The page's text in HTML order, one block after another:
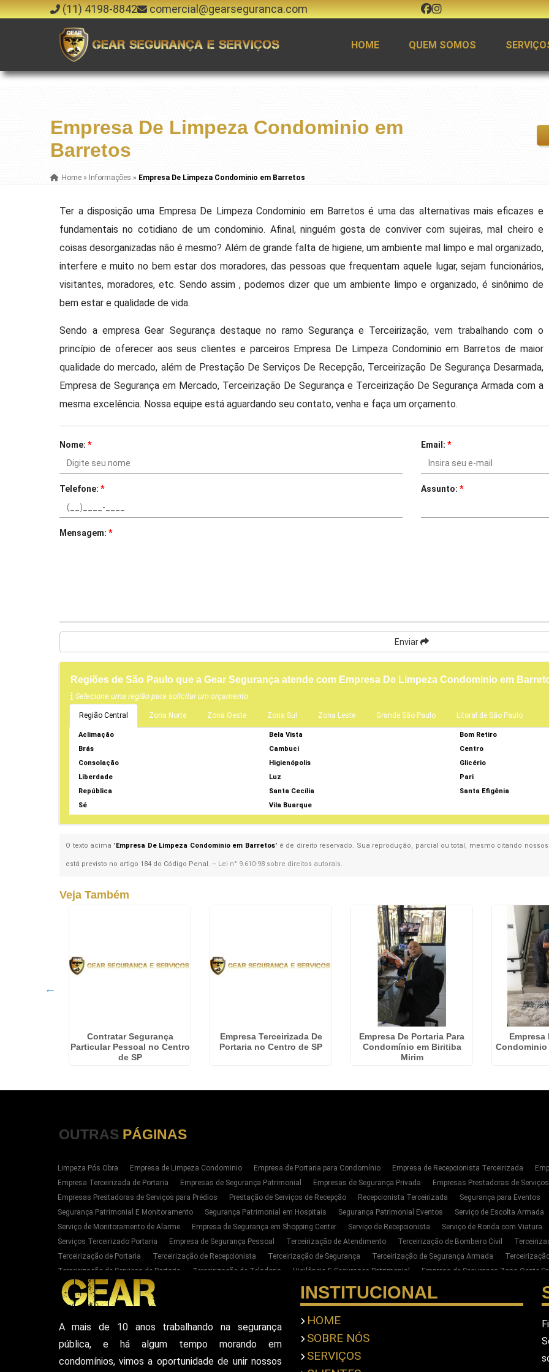
(11) 4198-8842 comercial@gearseguranca.com
HOME QUEM SOMOS
Empresa De Limpeza Condominio em
Barretos
Home » Informações » Empresa De Limpeza Condominio em Barretos
Ter a disposição uma Empresa De Limpeza Condominio em Barretos é uma das alternativas mais eficazes e
fundamentais no cotidiano de um condominio. Afinal, ninguém gosta de conviver com sujeiras, mal cheiro e
coisas desorganizadas não é mesmo? Além de grande falta de higiene, um ambiente mal limpo e mal organizado,
interfere e muito no bem estar dos moradores, das pessoas que frequentam aquele lugar, sejam funcionários,
visitantes, moradores, etc. Sendo assim , podemos dizer que um ambiente limpo e organizado, é sinônimo de
bem estar e qualidade de vida.
Sendo a empresa Gear Segurança destaque no ramo Segurança e Terceirização, vem trabalhando com o
princípio de oferecer aos seus clientes e parceiros Empresa De Limpeza Condominio em Barretos de maior
qualidade do mercado, além de Prestação De Serviços De Recepção, Terceirização De Segurança Desarmada,
Empresa de Segurança em Mercado, Terceirização De Segurança e Terceirização De Segurança Armada com a
mesma excelência. Nossa equipe está aguardando seu contato, venha e faça um orçamento.
Nome:* Email: *
Telefone:* Assunto: *
Mensagem:*
Enviar
Regiões de São Paulo que a Gear Segurança atende com Empresa De Limpeza Condominio em
Selecione uma região para solicitar um orçamento
Região Central Zona Norte Zona Oeste Zona Sul Zona Leste Grande São Paulo Litoral de São Paulo
Aclimação Bela Vista
Bom Retiro
Brás
Cambuci
Centro
Consolação
Higienópolis
Glicério
Liberdade
Luz
Pari
República
Santa Cecília
Santa Efigênia
Sé
Vila Buarque
O texto acima "Empresa De Limpeza Condominio em Barretos" é de direito reservado. Sua reprodução, parcial ou total, mesmo citando
está previsto no artigo 184 do Código Penal. – Lei n° 9.610-98 sobre direitos autorais.
Veja Também
Contratar Segurança
Particular Pessoal no Centro
de SP
Empresa Terceirizada De
Portaria no Centro de SP
Empresa De Portaria Para
Condomínio em Biritiba
Mirim
Empresa
Condominio
OUTRAS PÁGINAS
Limpeza Pós Obra Empresa de Limpeza Condominio Empresa de Portaria para Condomínio Empresa de Recepcionista Terceirizada
Empresa Terceirizada de Portaria
Empresas de Segurança Patrimonial Empresas de Segurança Privada
Empresas Prestadoras de
Empresas Prestadoras de Serviços para Prédios
Prestação de Serviços de Recepção Recepcionista Terceirizada
Segurança para Eventos
Segurança Patrimonial E Monitoramento
Segurança Patrimonial em Hospitais Segurança Patrimonial Eventos
Serviço de Escolta Armada
Serviço de Monitoramento de Alarme
Empresa de Segurança em Shopping Center Serviço de Recepcionista
Serviço de Ronda com Viatura
Serviços Terceirizado Portaria
Empresa de Segurança Pessoal Terceirização de Atendimento Terceirização de Bombeiro Civil
Terceirização de Portaria
Terceirização de Recepcionista Terceirização de Segurança Terceirização de Segurança Armada
Terceirização de Serviços de Portaria
Terceirização de Zeladoria Vigilância E Segurança Patrimonial
Empresa de Segurança Zona Oeste Sp
Empresas de Portaria E Limpeza Sp Zona Oeste
Empresas de Segurança Privada Zona Oeste SP Serviço de Segurança Privada Sp
Serviços Terceirizado Portaria em SP
Segurança Patrimonial para Empresas na Zona Oeste de SP
Empresa de Portaria E Limpeza na Zona
Contratar Seguranca Particular Armado
Empresa De Seguranca Particular
Empresa De Seguranca Patrimonial Empresa De Seguranca Pessoal Privada
Empresa De Seguranca
Seguranca Particular Armada
Seguranca Pessoal Privada Escolta Armada Pessoal Seguranca Particular Pessoal
Seguranca Pessoal
Vigilante De Seguranca Pessoal Privada
Empresa De Seguranca Privada Em Sao Paulo Empresa De
A mais de 10 anos trabalhando na segurança
pública, e há algum tempo morando em
condomínios, vimos a oportunidade de unir nossos
INSTITUCIONAL
HOME
SOBRE NÓS
SERVIÇOS